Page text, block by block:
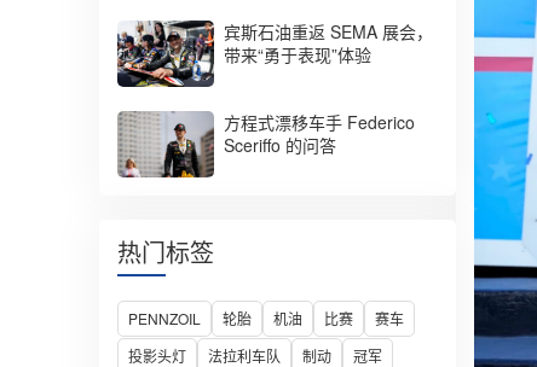
宾斯石油重返 SEMA 展会，
带来“勇于表现”体验
方程式漂移车手 Federico
Sceriffo 的问答
热门标签
PENNZOIL 轮胎 机油 比赛
赛车
投影头灯
法拉利车队 制动
冠军